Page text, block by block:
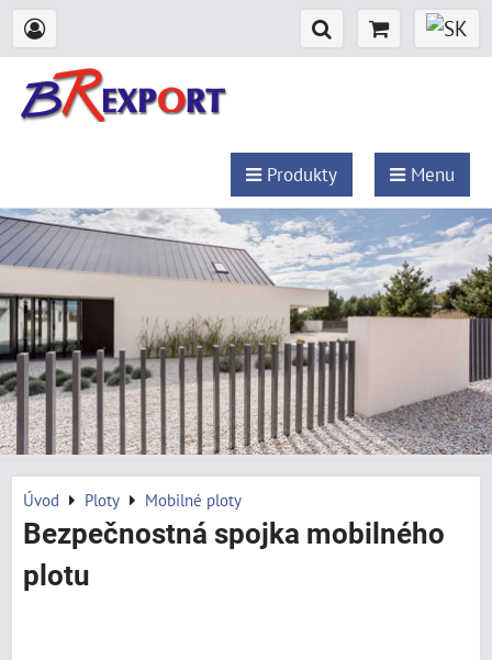
Produkty Menu
Úvod Ploty Mobilné ploty
Bezpečnostná spojka mobilného
plotu